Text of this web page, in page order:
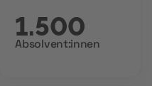
1.500
Absolvent:innen